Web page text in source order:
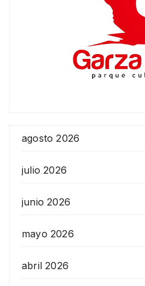
agosto 2026
julio 2026
junio 2026
mayo 2026
abril 2026